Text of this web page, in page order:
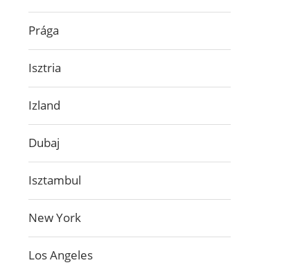
Prága
Isztria
Izland
Dubaj
Isztambul
New York
Los Angeles